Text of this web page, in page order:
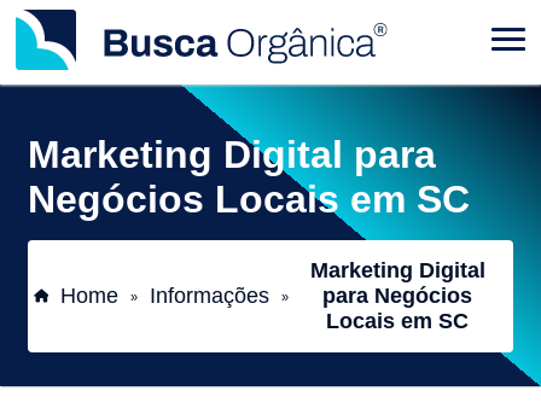
Marketing Digital para
Negócios Locais em SC
Home » Informações »
Marketing Digital
para Negócios
Locais em SC